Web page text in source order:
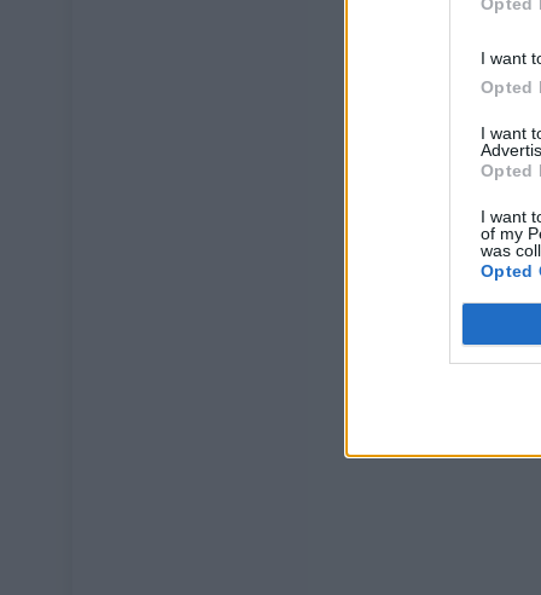
I want
Opted
I want
Opted
I want
of my
was
Opted